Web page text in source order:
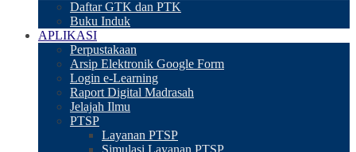
Daftar GTK dan PTK
Buku Induk
APLIKASI
Perpustakaan
Arsip Elektronik Google Form
Login e-Learning
Raport Digital Madrasah
Jelajah Ilmu
PTSP
Layanan PTSP
Simulasi Layanan PTSP